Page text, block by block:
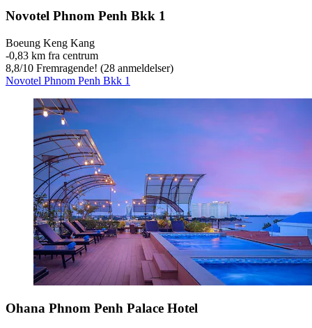
Novotel Phnom Penh Bkk 1
Boeung Keng Kang
‐0,83 km fra centrum
8,8/10 Fremragende! (28 anmeldelser)
Novotel Phnom Penh Bkk 1
Ohana Phnom Penh Palace Hotel